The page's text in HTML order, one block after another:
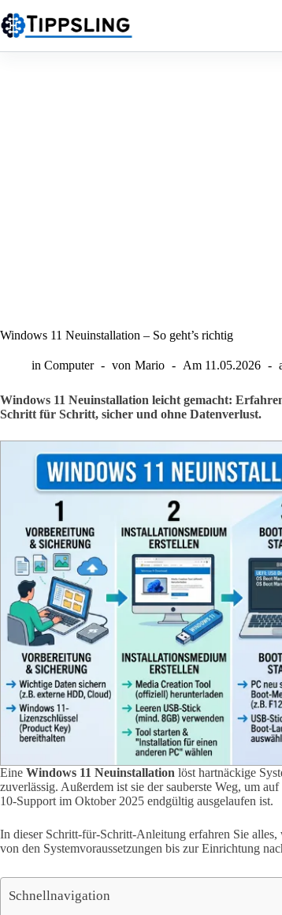
Inhalt
springen
Windows 11 Neuinstallation – So geht’s richtig
in Computer von Mario Am 11.05.2026
Windows 11 Neuinstallation leicht gemacht:
Schritt für Schritt, sicher und ohne Datenverlust.
Eine Windows 11 Neuinstallation löst hartnäckige
zuverlässig. Außerdem ist sie der sauberste Weg, um
10-Support im Oktober 2025 endgültig ausgelaufen ist.
In dieser Schritt-für-Schritt-Anleitung erfahren Sie
von den Systemvoraussetzungen bis zur Einrichtung
Schnellnavigation